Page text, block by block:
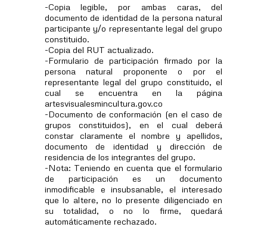
-Copia legible, por ambas caras, del
documento de identidad de la persona natural
participante y/o representante legal del grupo
constituido.
-Copia del RUT actualizado.
-Formulario de participación firmado por la
persona natural proponente o por el
representante legal del grupo constituido, el
cual se encuentra en la página
artesvisualesmincultura.gov.co
-Documento de conformación (en el caso de
grupos constituidos), en el cual deberá
constar claramente el nombre y apellidos,
documento de identidad y dirección de
residencia de los integrantes del grupo.
-Nota: Teniendo en cuenta que el formulario
de participación es un documento
inmodificable e insubsanable, el interesado
que lo altere, no lo presente diligenciado en
su totalidad, o no lo firme, quedará
automáticamente rechazado.